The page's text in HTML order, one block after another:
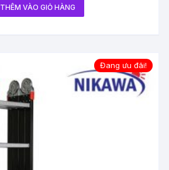
THÊM VÀO GIỎ HÀNG
Đang ưu đãi!